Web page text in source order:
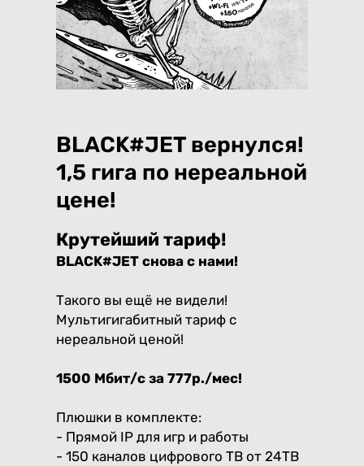
BLACK#JET вернулся!
1,5 гига по нереальной
цене!
Крутейший тариф!
BLACK#JET снова с нами!
Такого вы ещё не видели!
Мультигигабитный тариф с
нереальной ценой!
1500 Мбит/с за 777р./мес!
Плюшки в комплекте:
- Прямой IP для игр и работы
- 150 каналов цифрового ТВ от 24ТВ